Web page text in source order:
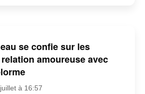
se confie sur les
amoureuse avec
à 16:57